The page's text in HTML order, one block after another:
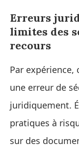
Erreurs
limites des
recours
Par
une erreur de
juridiquement.
pratiques à
sur des